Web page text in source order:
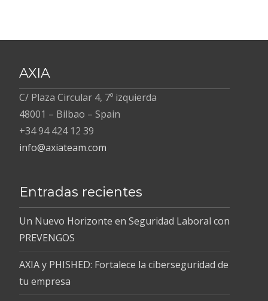
AXIA
C/ Plaza Circular 4, 7º izquierda
48001 – Bilbao – Spain
+34 94 424 12 39
info@axiateam.com
Entradas recientes
Un Nuevo Horizonte en Seguridad Laboral con
PREVENGOS
AXIA y PHISHED: Fortalece la ciberseguridad de
tu empresa